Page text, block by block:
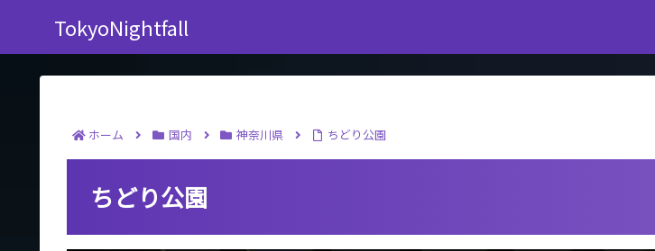
TokyoNightfall
ホーム 国内 神奈川県 ちどり公園
ちどり公園